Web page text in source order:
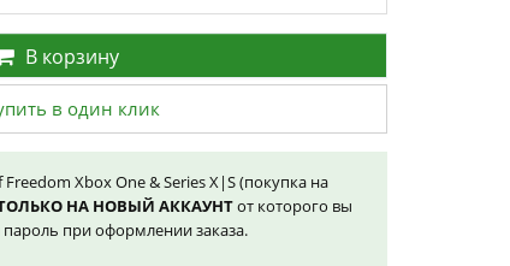
В корзину
в один клик
Xbox One & Series X|S (покупка на
НА НОВЫЙ АККАУНТот которого вы
при оформлении заказа.